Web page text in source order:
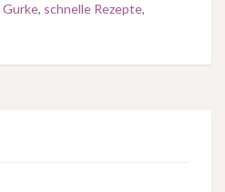
Gurke, schnelle Rezepte,